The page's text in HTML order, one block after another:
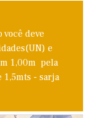
deve
e
1,00m pela
- sarja